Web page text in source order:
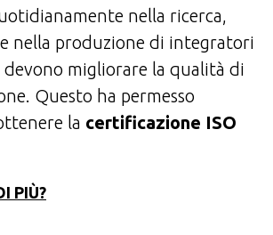
nella ricerca,
nella produzione di integratori
migliorare la qualità di
Questo ha permesso
la certificazione ISO
PIÙ?